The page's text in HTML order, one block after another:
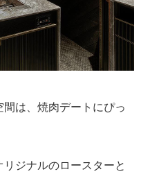
は、焼肉デートにぴっ
ジナルのロースターと